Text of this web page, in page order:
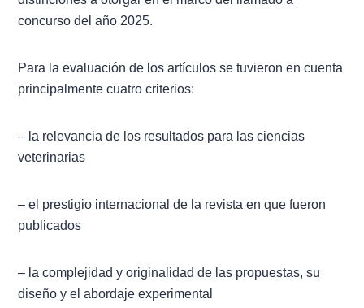
Contacto
Publicaciones
Premios
concurso del año 2025.
Para la evaluación de los artículos se tuvieron en cuenta
principalmente cuatro criterios:
– la relevancia de los resultados para las ciencias
veterinarias
– el prestigio internacional de la revista en que fueron
publicados
– la complejidad y originalidad de las propuestas, su
diseño y el abordaje experimental